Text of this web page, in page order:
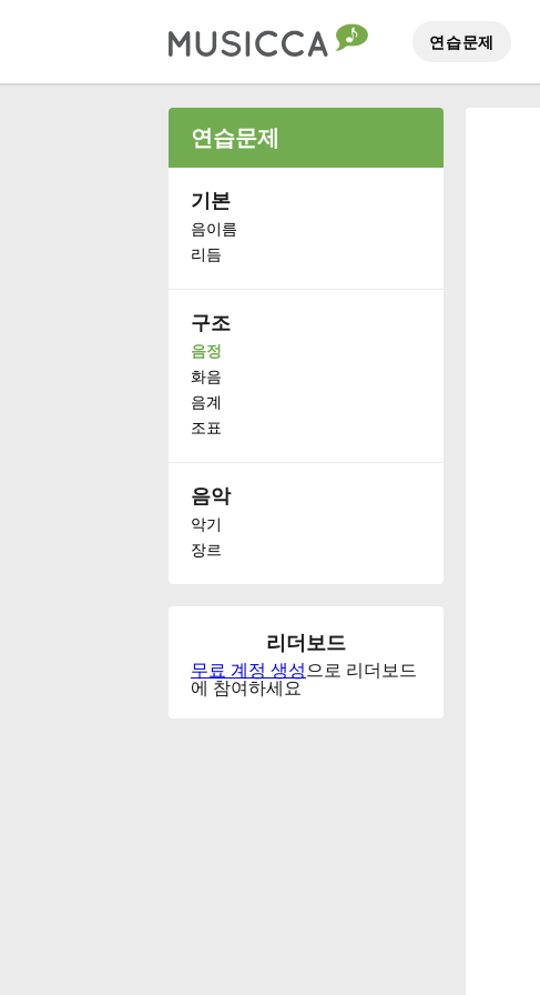
연습문제
Deutsch
हिन्दी
연습문제
기본
음이름
리듬
구조
음정
화음
음계
조표
음악
악기
장르
리더보드
무료 계정 생성으로 리더보드
에 참여하세요